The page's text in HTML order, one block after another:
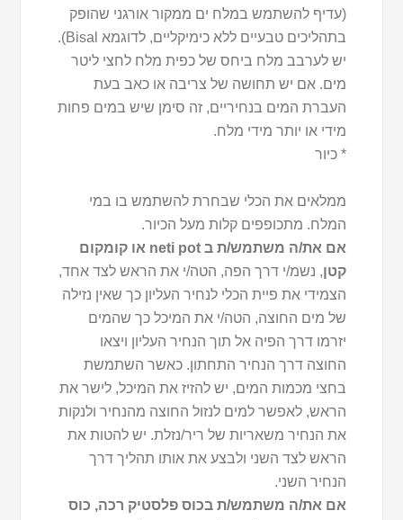
(עדיף להשתמש במלח ים ממקור אורגני שהופק
בתהליכים טבעיים ללא כימיקליים, לדוגמא Bisal).
יש לערבב מלח ביחס של כפית מלח לחצי ליטר
מים. אם יש תחושה של צריבה או כאב בעת
העברת המים בנחיריים, זה סימן שיש במים פחות
מידי או יותר מידי מלח.
* כיור
ממלאים את הכלי שבחרת להשתמש בו במי
המלח. מתכופפים קלות מעל הכיור.
אם את/ה משתמש/ת ב neti pot או קומקום
קטן, נשמ/י דרך הפה, הטה/י את הראש לצד אחד,
הצמידי את פיית הכלי לנחיר העליון כך שאין נזילה
של מים החוצה, הטה/י את המיכל כך שהמים
יזרמו דרך הפיה אל תוך הנחיר העליון ויצאו
החוצה דרך הנחיר התחתון. כאשר השתמשת
בחצי מכמות המים, יש להזיז את המיכל, לישר את
הראש, לאפשר למים לנזול החוצה מהנחיר ולנקות
את הנחיר משאריות של ריר/נזלת. יש להטות את
הראש לצד השני ולבצע את אותו תהליך דרך
הנחיר השני.
אם את/ה משתמש/ת בכוס פלסטיק רכה, כוס